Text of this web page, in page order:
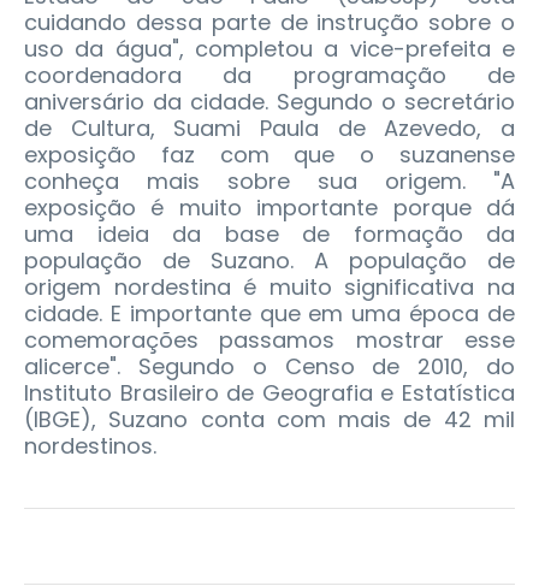
cuidando dessa parte de instrução sobre o
uso da água", completou a vice-prefeita e
coordenadora da programação de
aniversário da cidade. Segundo o secretário
de Cultura, Suami Paula de Azevedo, a
exposição faz com que o suzanense
conheça mais sobre sua origem. "A
exposição é muito importante porque dá
uma ideia da base de formação da
população de Suzano. A população de
origem nordestina é muito significativa na
cidade. E importante que em uma época de
comemorações passamos mostrar esse
alicerce". Segundo o Censo de 2010, do
Instituto Brasileiro de Geografia e Estatística
(IBGE), Suzano conta com mais de 42 mil
nordestinos.